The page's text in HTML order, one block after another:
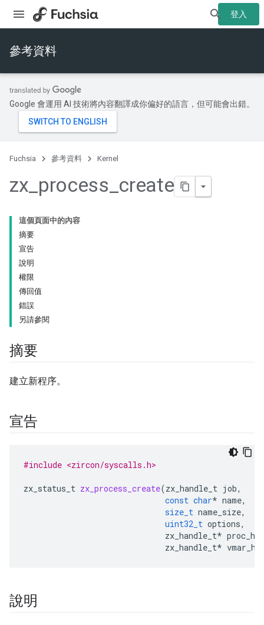
登入
參考資料
Google 會運用 AI 技術將內容翻譯成你偏好的語言，但可能會出錯。
Fuchsia 參考資料 Kernel
zx_process_create
這個頁面中的內容
摘要
宣告
說明
權限
傳回值
錯誤
另請參閱
摘要
建立新程序。
宣告
#include <zircon/syscalls.h>
zx_status_t zx_process_create(zx_handle_t job,
const char* name,
size_t name_size,
uint32_t options,
zx_handle_t*
zx_handle_t*
說明